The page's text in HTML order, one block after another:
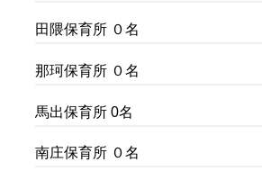
田隈保育所 ０名
那珂保育所 ０名
馬出保育所 0名
南庄保育所 ０名